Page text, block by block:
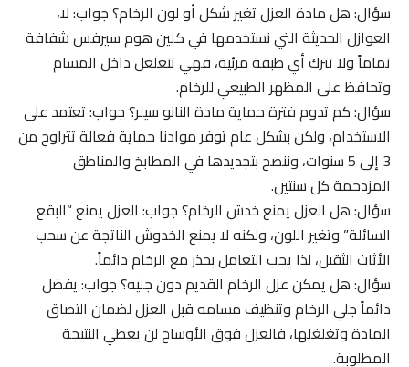
سؤال: هل مادة العزل تغير شكل أو لون الرخام؟ جواب: لا،
العوازل الحديثة التي نستخدمها في كلين هوم سيرفس شفافة
تماماً ولا تترك أي طبقة مرئية، فهي تتغلغل داخل المسام
وتحافظ على المظهر الطبيعي للرخام.
سؤال: كم تدوم فترة حماية مادة النانو سيلر؟ جواب: تعتمد على
الاستخدام، ولكن بشكل عام توفر موادنا حماية فعالة تتراوح من
3 إلى 5 سنوات، وننصح بتجديدها في المطابخ والمناطق
المزدحمة كل سنتين.
سؤال: هل العزل يمنع خدش الرخام؟ جواب: العزل يمنع “البقع
السائلة” وتغير اللون، ولكنه لا يمنع الخدوش الناتجة عن سحب
الأثاث الثقيل، لذا يجب التعامل بحذر مع الرخام دائماً.
سؤال: هل يمكن عزل الرخام القديم دون جليه؟ جواب: يفضل
دائماً جلي الرخام وتنظيف مسامه قبل العزل لضمان التصاق
المادة وتغلغلها، فالعزل فوق الأوساخ لن يعطي النتيجة
المطلوبة.